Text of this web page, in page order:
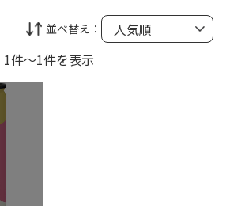
並べ替え：
1件～1件を表示